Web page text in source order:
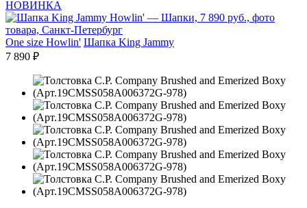
НОВИНКА
One size Howlin' Шапка King Jammy
7 890 ₽